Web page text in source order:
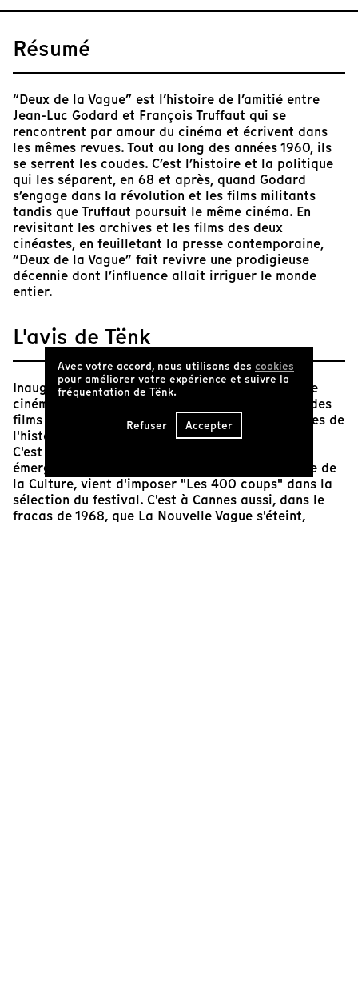
Résumé
“Deux de la Vague” est l’histoire de l’amitié entre
Jean-Luc Godard et François Truffaut qui se
rencontrent par amour du cinéma et écrivent dans
les mêmes revues. Tout au long des années 1960, ils
se serrent les coudes. C’est l’histoire et la politique
qui les séparent, en 68 et après, quand Godard
s’engage dans la révolution et les films militants
tandis que Truffaut poursuit le même cinéma. En
revisitant les archives et les films des deux
cinéastes, en feuilletant la presse contemporaine,
“Deux de la Vague” fait revivre une prodigieuse
décennie dont l’influence allait irriguer le monde
entier.
L'avis de Tënk
Inauguration de notre nouvelle plage "Cinéma de
cinéma" ! Elle est l'espace idéal pour présenter des
films qui invitent à reconsidérer certaines œuvres de
l'histoire du septième art !
C'est à Cannes en 1959 que La Nouvelle Vague
émerge. André Malraux, alors tout jeune ministre de
la Culture, vient d'imposer "Les 400 coups" dans la
sélection du festival. C'est à Cannes aussi, dans le
fracas de 1968, que La Nouvelle Vague s'éteint,
Avec votre accord, nous utilisons des cookies
pour améliorer votre expérience et suivre la
fréquentation de Tënk.
Refuser Accepter